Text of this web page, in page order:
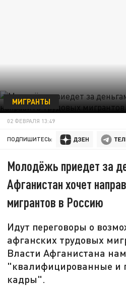
МИГРАНТЫ
02 ФЕВРАЛЯ 13:49
ПОДПИШИТЕСЬ:
Молодёжь приедет за
Афганистан хочет
мигрантов в Россию
Идут переговоры о
афганских трудовых
Власти Афганистана
"квалифицированные и
кадры".